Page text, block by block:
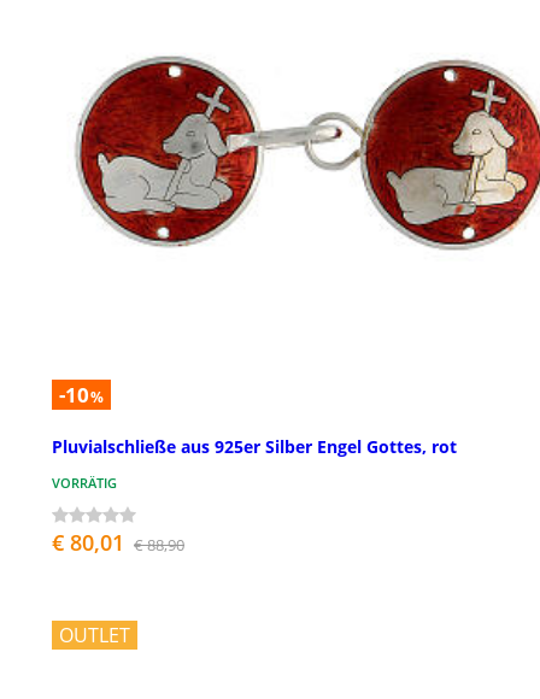
-10%
Pluvialschließe aus 925er Silber Engel Gottes, rot
VORRÄTIG
€ 80,01 € 88,90
OUTLET